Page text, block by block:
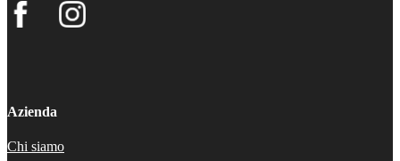
Azienda
Chi siamo